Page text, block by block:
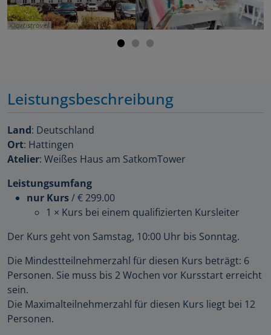
artistravel
Leistungsbeschreibung
Land: Deutschland
Ort: Hattingen
Atelier: Weißes Haus am SatkomTower
Leistungsumfang
nur Kurs/€ 299.00
1 × Kurs bei einem qualifizierten Kursleiter
Der Kurs geht von Samstag, 10:00 Uhr bis Sonntag.
Die Mindestteilnehmerzahl für diesen Kurs beträgt: 6
Personen. Sie muss bis 2 Wochen vor Kursstart erreicht
sein.
Die Maximalteilnehmerzahl für diesen Kurs liegt bei 12
Personen.